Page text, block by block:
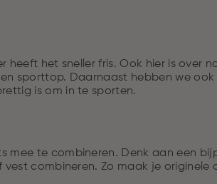
heeft het sneller fris. Ook hier is over
sporttop. Daarnaast hebben we
is om in te sporten.
mee te combineren. Denk aan een
combineren. Zo maak je originele